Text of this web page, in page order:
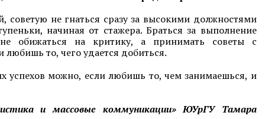
советую не гнаться сразу за высокими должностями
начиная от стажера. Браться за выполнение
обижаться на критику, а принимать советы с
то, чего удается добиться.
успехов можно, если любишь то, чем занимаешься, и
и массовые коммуникации» ЮУрГУ Тамара